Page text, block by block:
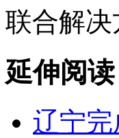
联合解决
延伸阅读
辽宁完